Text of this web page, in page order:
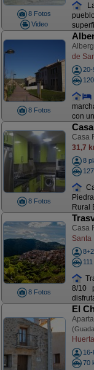
8 Fotos
Video
8 Fotos
de
20-
con
8 Fotos
Casa
31,7
8
Rural
8 Fotos
Casa
Santa
8/10
El
70